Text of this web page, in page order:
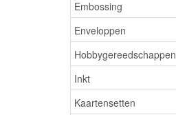
Embossing
Enveloppen
Hobbygereedschappen
Inkt
Kaartensetten